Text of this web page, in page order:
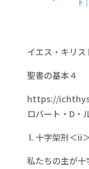
ト
|
イエス・キリ
聖書の基本４
https://
ロバート・D・
l. 十字架刑＜ii
私たちの主が